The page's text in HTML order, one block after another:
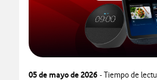
05 de mayo de 2026 - Tiempo de